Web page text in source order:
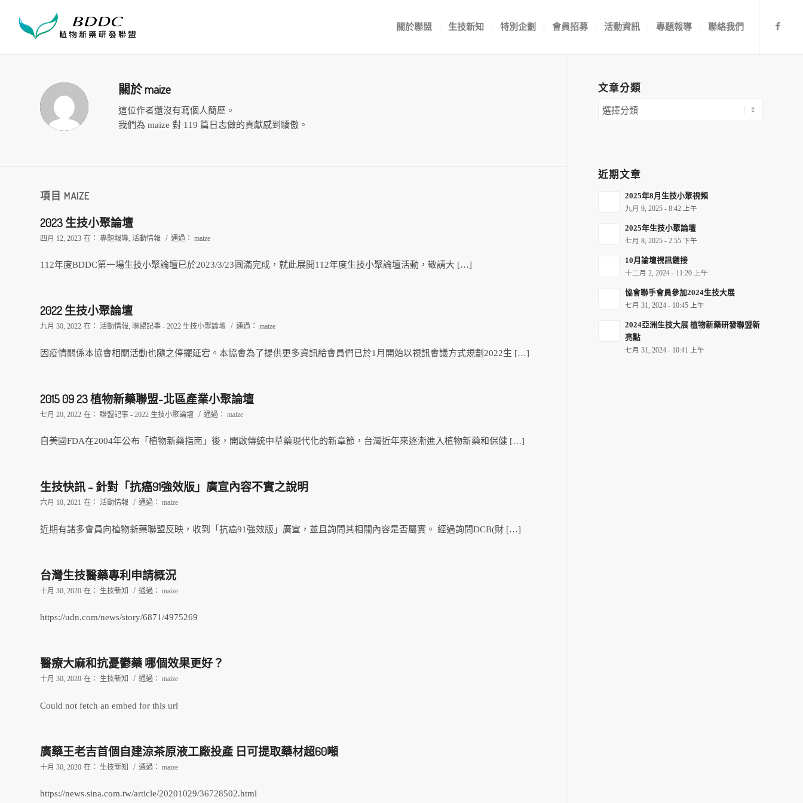
關於聯盟 生技新知 特別企劃 會員招募 活動資訊 專題報導 聯絡我們
關於maize
這位作者還沒有寫個人簡歷。
我們為 maize 對 119 篇日志做的貢獻感到驕傲。
項目 MAIZE
2023 生技小聚論壇
四月 12, 2023 在： 專題報導 活動情報 / 通過： maize
112年度BDDC第一場生技小聚論壇已於2023/3/23圓滿完成，就此展開112年度生技小聚論壇活動，敬請大 […]
2022 生技小聚論壇
九月 30, 2022 在： 活動情報, 聯盟記事 - 2022 生技小聚論壇 / 通過： maize
因疫情關係本協會相關活動也隨之停擺延宕。本協會為了提供更多資訊給會員們已於1月開始以視訊會議方式規劃2022生 […]
2015 09 23 植物新藥聯盟-北區產業小聚論壇
七月 20, 2022 在： 聯盟記事 - 2022 生技小聚論壇 / 通過： maize
自美國FDA在2004年公布「植物新藥指南」後，開啟傳統中草藥現代化的新章節，台灣近年來逐漸進入植物新藥和保健 […]
生技快訊 – 針對「抗癌91強效版」廣宣內容不實之說明
六月 10, 2021 在： 活動情報 / 通過： maize
近期有諸多會員向植物新藥聯盟反映，收到「抗癌91強效版」廣宣，並且詢問其相關內容是否屬實。 經過詢問DCB(財 […]
台灣生技醫藥專利申請概況
十月 30, 2020 在： 生技新知 / 通過： maize
https://udn.com/news/story/6871/4975269
醫療大麻和抗憂鬱藥 哪個效果更好？
十月 30, 2020 在： 生技新知 / 通過： maize
Could not fetch an embed for this url
廣藥王老吉首個自建涼茶原液工廠投產 日可提取藥材超60噸
十月 30, 2020 在： 生技新知 / 通過： maize
https://news.sina.com.tw/article/20201029/36728502.html
文章分類
近期文章
2025年8月生技小聚視頻
九月 9, 2025 - 8:42 上午
2025年生技小聚論壇
七月 8, 2025 - 2:55 下午
10月論壇視訊鏈接
十二月 2, 2024 - 11:20 上午
協會聯手會員參加2024生技大展
七月 31, 2024 - 10:45 上午
2024亞洲生技大展 植物新藥研發聯盟新
亮點
七月 31, 2024 - 10:41 上午